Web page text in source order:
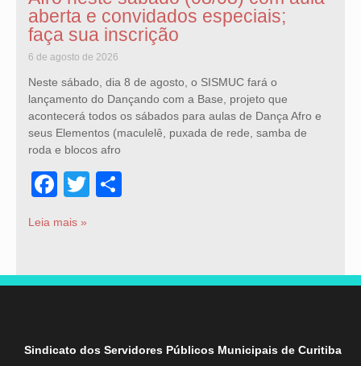
aberta e convidados especiais;
faça sua inscrição
6 de agosto de 2026
Neste sábado, dia 8 de agosto, o SISMUC fará o
lançamento do Dançando com a Base, projeto que
acontecerá todos os sábados para aulas de Dança Afro e
seus Elementos (maculelê, puxada de rede, samba de
roda e blocos afro
Facebook
Twitter
Leia mais »
Sindicato dos Servidores Públicos Municipais de Curitiba